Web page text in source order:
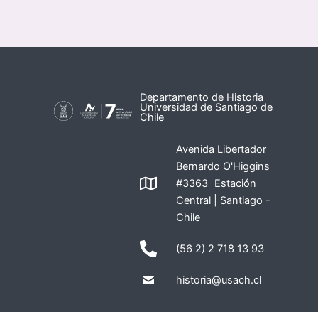
Departamento de Historia
Universidad de Santiago de
Chile
Avenida Libertador
Bernardo O'Higgins
#3363 Estación
Central | Santiago -
Chile
(56 2) 2 718 13 93
historia@usach.cl